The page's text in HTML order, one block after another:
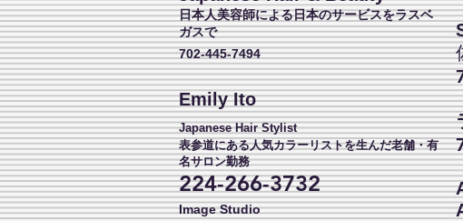
日本人美容師による日本のサービスをラスベ
ガスで
702-445-7494
Emily Ito
Japanese Hair Stylist
表参道にある人気カラーリストを生んだ老舗・有
名サロン勤務
224-266-3732
Image Studio